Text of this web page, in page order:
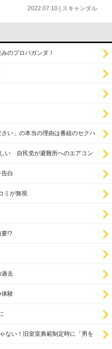
2022.07.10 | スキャンダル
のプロパガンダ！
い」の本当の理由は番組のセクハ
い 自民党が避難所へのエアコン
白
ミが無視
要!?
過去
体験
ない！旧皇室典範制定時に「男を